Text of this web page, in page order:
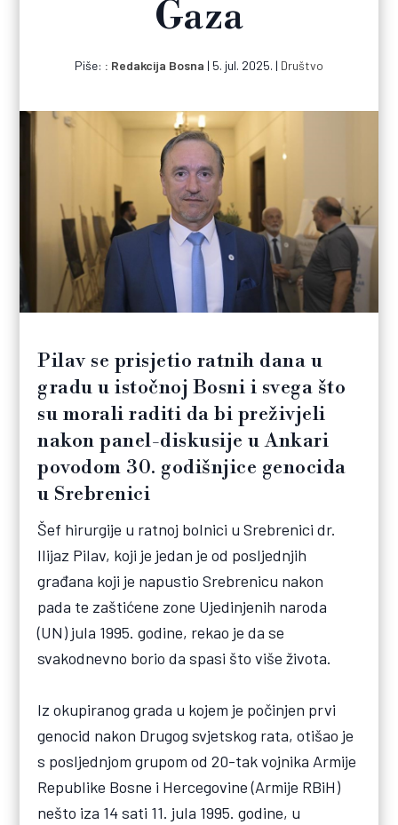
Gaza
Piše: Redakcija Bosna | 5. jul. 2025. | Društvo
Pilav se prisjetio ratnih dana u
gradu u istočnoj Bosni i svega što
su morali raditi da bi preživjeli
nakon panel-diskusije u Ankari
povodom 30. godišnjice genocida
u Srebrenici
Šef hirurgije u ratnoj bolnici u Srebrenici dr.
Ilijaz Pilav, koji je jedan je od posljednjih
građana koji je napustio Srebrenicu nakon
pada te zaštićene zone Ujedinjenih naroda
(UN) jula 1995. godine, rekao je da se
svakodnevno borio da spasi što više života.
Iz okupiranog grada u kojem je počinjen prvi
genocid nakon Drugog svjetskog rata, otišao je
s posljednjom grupom od 20-tak vojnika Armije
Republike Bosne i Hercegovine (Armije RBiH)
nešto iza 14 sati 11. jula 1995. godine, u